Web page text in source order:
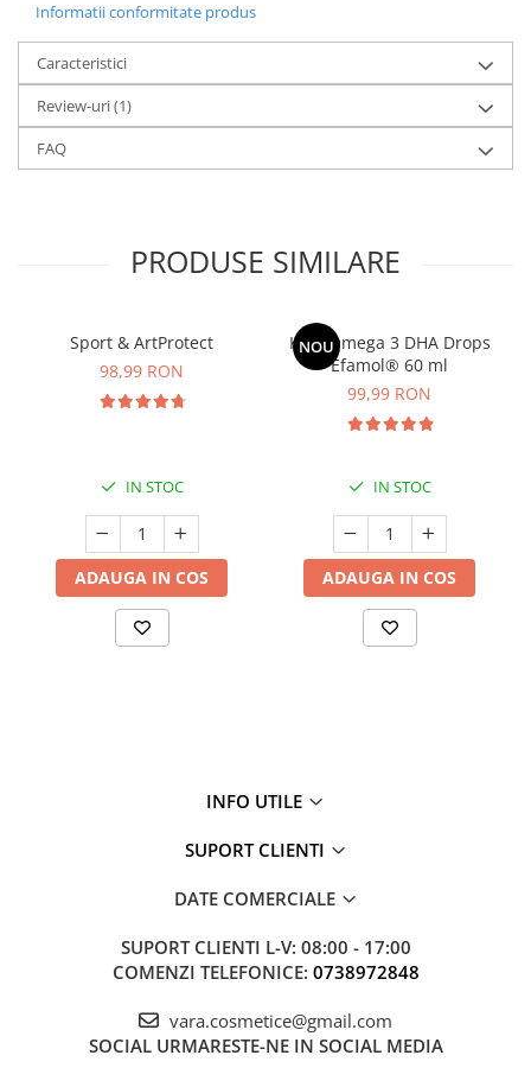
Informatii conformitate produs
Caracteristici
Review-uri(1)
FAQ
PRODUSE SIMILARE
Sport & ArtProtect
98,99 RON
IN STOC
ADAUGA IN COS
NOU
Kids Omega 3 DHA Drops
Efamol® 60 ml
99,99 RON
IN STOC
ADAUGA IN COS
INFO UTILE
SUPORT CLIENTI
DATE COMERCIALE
SUPORT CLIENTI L-V: 08:00 - 17:00
COMENZI TELEFONICE: 0738972848
vara.cosmetice@gmail.com
SOCIAL URMARESTE-NE IN SOCIAL MEDIA